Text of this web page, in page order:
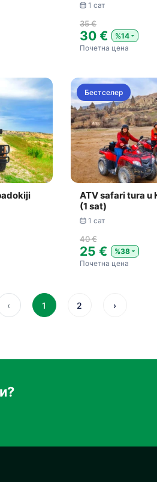
1 сат
35 €
30 €
%14
Почетна цена
Бестселер
ATV safari tura u
(1 sat)
1 сат
40 €
25 €
%38
Почетна цена
‹ 1 2 ›